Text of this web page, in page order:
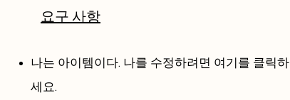
요구 사항
나는 아이템이다.​ 나를 수정하려면 여기를 클릭하
세요.